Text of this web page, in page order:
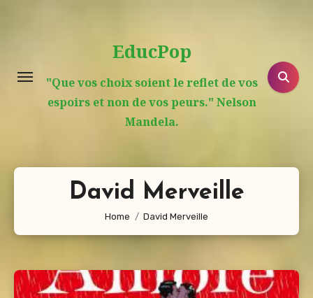
EducPop
"Que vos choix soient le reflet de vos
espoirs et non de vos peurs." Nelson
Mandela.
David Merveille
Home David Merveille